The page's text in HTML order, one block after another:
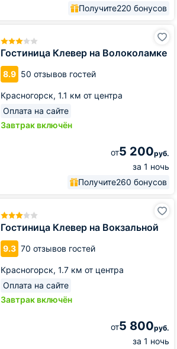
Получите220 бонусов
Гостиница Клевер на Волоколамке
8.9 50 отзывов гостей
Красногорск, 1.1 км от центра
Оплата на сайте
Завтрак включён
от5 200руб.
за 1 ночь
Получите260 бонусов
Гостиница Клевер на Вокзальной
9.3 70 отзывов гостей
Красногорск, 1.7 км от центра
Оплата на сайте
Завтрак включён
от5 800руб.
за 1 ночь